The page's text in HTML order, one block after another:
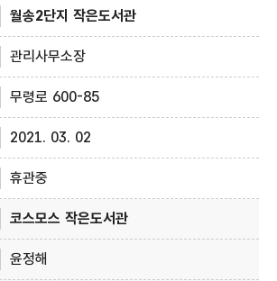
월송2단지 작은도서관
관리사무소장
무령로 600-85
2021. 03. 02
휴관중
코스모스 작은도서관
윤정해